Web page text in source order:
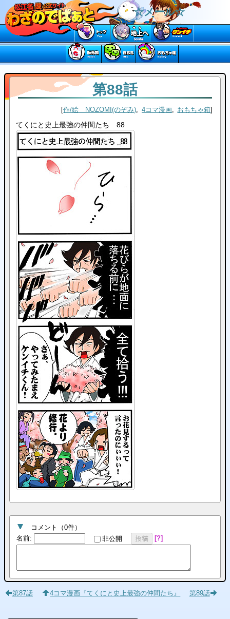
☆メール☆
第88話
作/絵 NOZOMI(のぞみ) 4コマ漫画 おもちゃ箱
てくにと史上最強の仲間たち 88
コメント （0件）
名前: 非公開 投稿 ?
第87話 4コマ漫画『てくにと史上最強の仲間たち』 第89話